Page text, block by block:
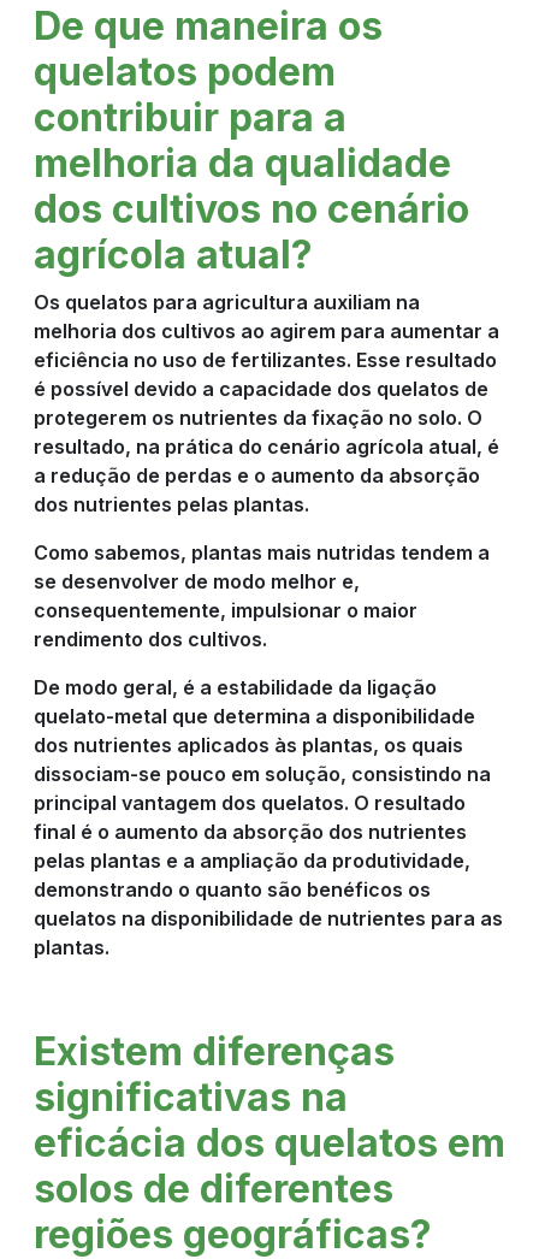
De que maneira os
quelatos podem
contribuir para a
melhoria da qualidade
dos cultivos no cenário
agrícola atual?
Os quelatos para agricultura auxiliam na
melhoria dos cultivos ao agirem para aumentar a
eficiência no uso de fertilizantes. Esse resultado
é possível devido a capacidade dos quelatos de
protegerem os nutrientes da fixação no solo. O
resultado, na prática do cenário agrícola atual, é
a redução de perdas e o aumento da absorção
dos nutrientes pelas plantas.
Como sabemos, plantas mais nutridas tendem a
se desenvolver de modo melhor e,
consequentemente, impulsionar o maior
rendimento dos cultivos.
De modo geral, é a estabilidade da ligação
quelato-metal que determina a disponibilidade
dos nutrientes aplicados às plantas, os quais
dissociam-se pouco em solução, consistindo na
principal vantagem dos quelatos. O resultado
final é o aumento da absorção dos nutrientes
pelas plantas e a ampliação da produtividade,
demonstrando o quanto são benéficos os
quelatos na disponibilidade de nutrientes para as
plantas.
Existem diferenças
significativas na
eficácia dos quelatos em
solos de diferentes
regiões geográficas?